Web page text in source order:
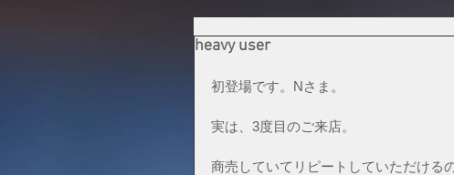
heavy user
初登場です。Nさま。
実は、3度目のご来店。
商売していてリピートしていただける